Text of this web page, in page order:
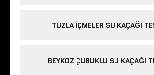
TUZLA IÇMELER SU KAÇAĞI
BEYKOZ ÇUBUKLU SU KAÇAĞI